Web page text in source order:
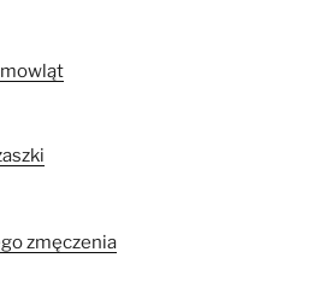
zmęczenia